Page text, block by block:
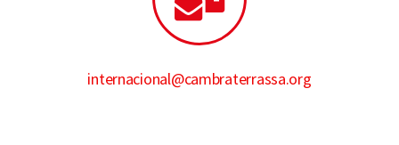
internacional@cambraterrassa.org